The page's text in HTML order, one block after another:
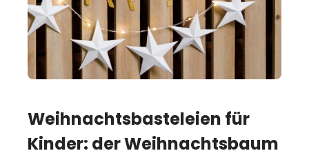
Weihnachtsbasteleien für
Kinder: der Weihnachtsbaum